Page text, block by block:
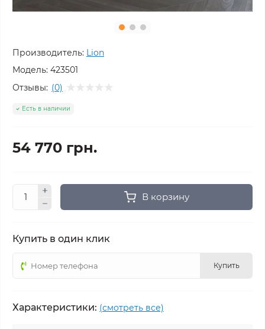
Производитель: Lion
Модель: 423501
Отзывы: (0)
Есть в наличии
54 770 грн.
В корзину
Купить в один клик
Купить
Характеристики: (смотреть все)